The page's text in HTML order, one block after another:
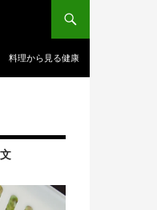
料理から見る健康